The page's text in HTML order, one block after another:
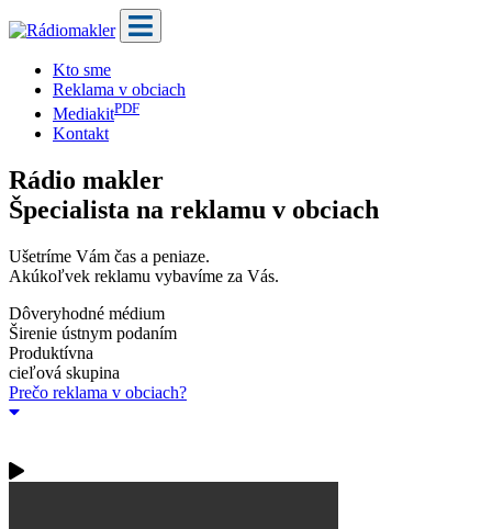
Kto sme
Reklama v obciach
MediakitPDF
Kontakt
Rádio makler
Špecialista na reklamu v obciach
Ušetríme Vám čas a peniaze.
Akúkoľvek reklamu vybavíme za Vás.
Dôveryhodné médium
Širenie ústnym podaním
Produktívna
cieľová skupina
Prečo reklama v obciach?